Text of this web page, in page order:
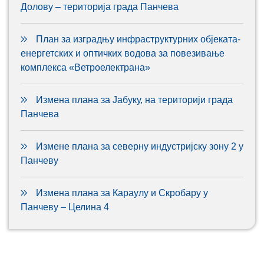
Долову – територија града Панчева
План за изградњу инфраструктурних објеката-
енергетских и оптичких водова за повезивање
комплекса «Ветроелектрана»
Измена плана за Јабуку, на територији града
Панчева
Измене плана за северну индустријску зону 2 у
Панчеву
Измена плана за Караулу и Скробару у
Панчеву – Целина 4